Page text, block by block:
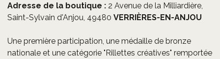
Adresse de la boutique : 2 Avenue de la Milliardière,
Saint-Sylvain d'Anjou, 49480 VERRIÈRES-EN-ANJOU
Une première participation, une médaille de bronze
nationale et une catégorie "Rillettes créatives" remportée